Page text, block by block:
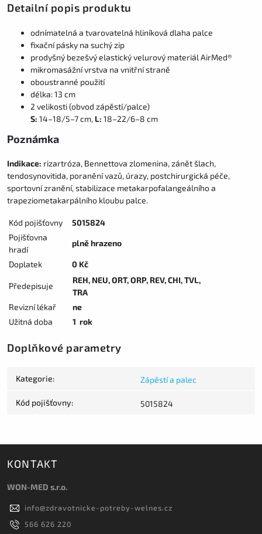
Detailní popis produktu
odnímatelná a tvarovatelná hliníková dlaha palce
fixační pásky na suchý zip
prodyšný bezešvý elastický velurový materiál AirMed®
mikromasážní vrstva na vnitřní straně
oboustranné použití
délka: 13 cm
2 velikosti (obvod zápěstí/palce)
S: 14–18/5–7 cm, L: 18–22/6–8 cm
Poznámka
Indikace: rizartróza, Bennettova zlomenina, zánět šlach,
tendosynovitida, poranění vazů, úrazy, postchirurgická péče,
sportovní zranění, stabilizace metakarpofalangeálního a
trapeziometakarpálního kloubu palce.
Kód pojišťovny
5015824
Pojišťovna
hradí
plně hrazeno
Doplatek 0 Kč
Předepisuje
REH, NEU, ORT, ORP, REV, CHI, TVL,
TRA
Revizní lékař
ne
Užitná doba
1 rok
Doplňkové parametry
Kategorie: Zápěstí a palec
Kód pojišťovny: 5015824
KONTAKT
WON-MED s.r.o.
info@zdravotnicke-potreby-welnes.cz
566 626 220